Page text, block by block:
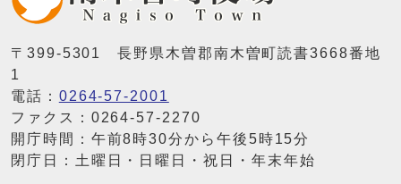
〒399-5301 長野県木曽郡南木曽町読書3668番地
1
電話： 0264-57-2001
ファクス：0264-57-2270
開庁時間：午前8時30分から午後5時15分
閉庁日：土曜日・日曜日・祝日・年末年始